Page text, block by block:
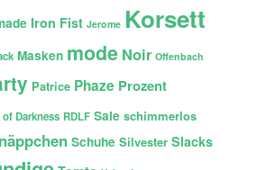
Iron Fist Jerome Korsett
Masken mode Noir Offenbach
Patrice Phaze Prozent
of Darkness RDLF Sale schimmerlos
Schuhe Silvester Slacks